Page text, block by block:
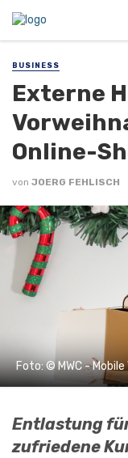
BUSINESS
Externe
Online-
von JOERG FEHLISCH
Foto: © MWC -
Entlastung
zufriedene